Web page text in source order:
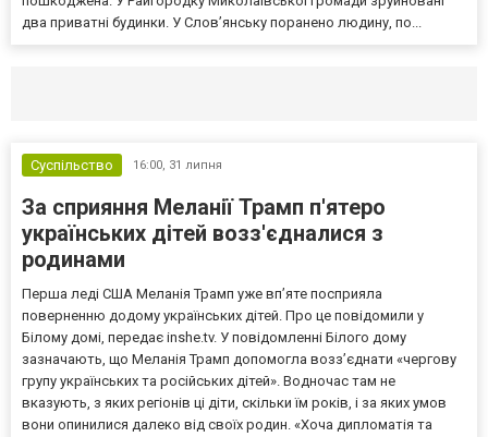
два приватні будинки. У Слов’янську поранено людину, по...
Суспільство 16:00, 31 липня
За сприяння Меланії Трамп п'ятеро
українських дітей возз'єдналися з
родинами
Перша леді США Меланія Трамп уже впʼяте посприяла
поверненню додому українських дітей. Про це повідомили у
Білому домі, передає inshe.tv. У повідомленні Білого дому
зазначають, що Меланія Трамп допомогла возз’єднати «чергову
групу українських та російських дітей». Водночас там не
вказують, з яких регіонів ці діти, скільки їм років, і за яких умов
вони опинилися далеко від своїх родин. «Хоча дипломатія та